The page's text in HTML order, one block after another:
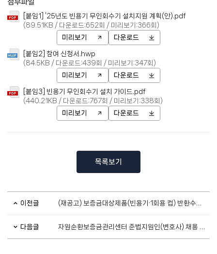
[붙임1] ’25년도 빈용기 무인회수기 설치지원 계획(안).pdf
(89.51KB / 다운로드:652회 / 미리보기:366회)
미리보기
다운로드
[붙임2] 참여 신청서.hwp
(84.5KB / 다운로드:439회 / 미리보기:347회)
미리보기
다운로드
[붙임3] 빈용기 무인회수기 설치 가이드.pdf
(440.21KB / 다운로드:767회 / 미리보기:338회)
미리보기
다운로드
목록보기
이전글 (재공고) 보증금대상제품(빈용기·1회용 컵) 반환수집소 운영 및 관리(경남 김해시)
다음글